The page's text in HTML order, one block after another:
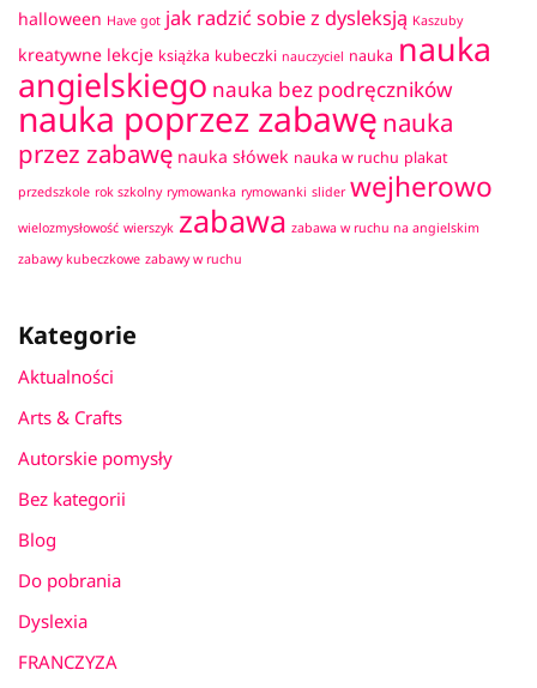
halloween Have got jak radzić sobie z dysleksją Kaszuby
kreatywne lekcje książka kubeczki nauczyciel nauka nauka
angielskiego nauka bez podręczników
nauka poprzez zabawę nauka
przez zabawę nauka słówek nauka w ruchu plakat
przedszkole rok szkolny rymowanka rymowanki slider wejherowo
wielozmysłowość wierszyk zabawa zabawa w ruchu na angielskim
zabawy kubeczkowe zabawy w ruchu
Kategorie
Aktualności
Arts & Crafts
Autorskie pomysły
Bez kategorii
Blog
Do pobrania
Dyslexia
FRANCZYZA